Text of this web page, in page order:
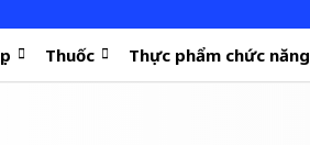
Thuốc Thực phẩm chức năng